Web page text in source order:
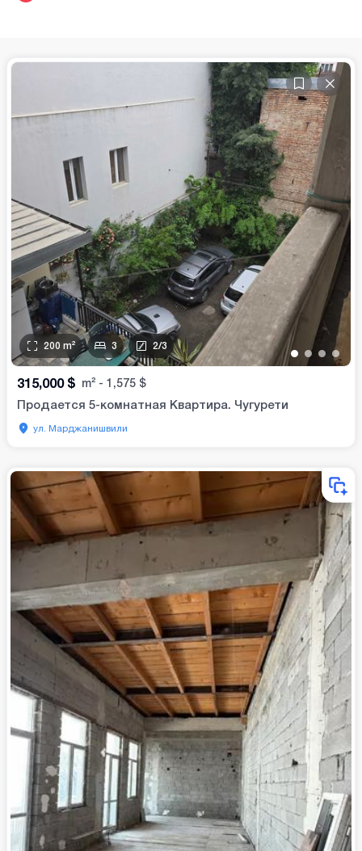
• • • •
200 m² 3 2/3
315,000 $ m² - 1,575 $
Продается 5-комнатная Квартира. Чугурети
ул. Марджанишвили